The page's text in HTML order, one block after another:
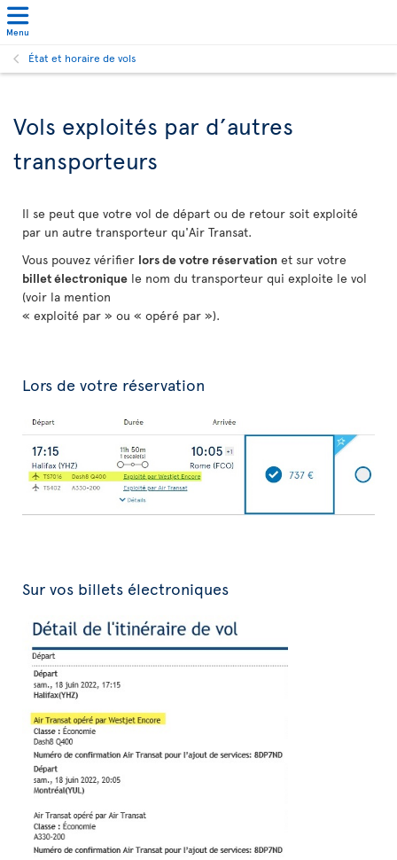
Menu
État et horaire de vols
Vols exploités par d’autres
transporteurs
Il se peut que votre vol de départ ou de retour soit exploité
par un autre transporteur qu'Air Transat.
Vous pouvez vérifier lors de votre réservation et sur votre
billet électronique le nom du transporteur qui exploite le vol
(voir la mention
« exploité par » ou « opéré par »).
Lors de votre réservation
Sur vos billets électroniques